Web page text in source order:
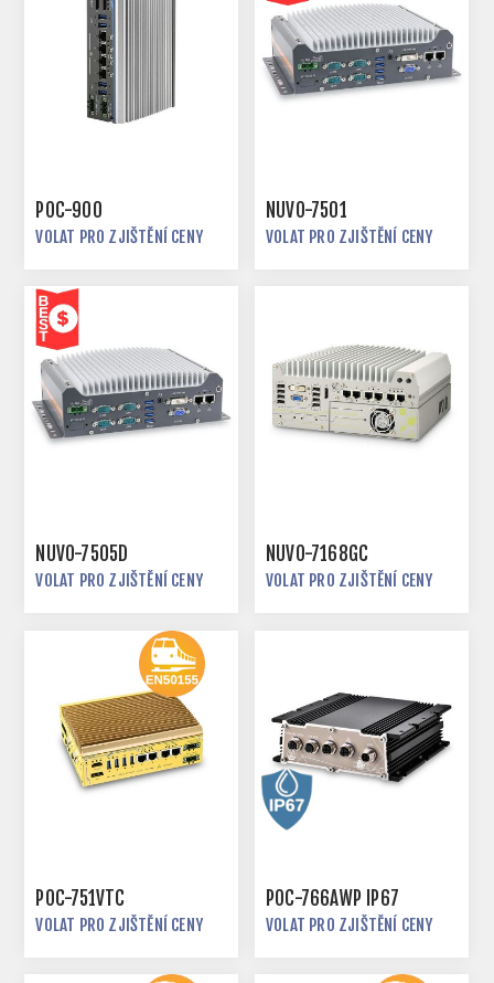
POC-900
VOLAT PRO ZJIŠTĚNÍ CENY
NUVO-7501
VOLAT PRO ZJIŠTĚNÍ CENY
NUVO-7505D
VOLAT PRO ZJIŠTĚNÍ CENY
NUVO-7168GC
VOLAT PRO ZJIŠTĚNÍ CENY
POC-751VTC
VOLAT PRO ZJIŠTĚNÍ CENY
POC-766AWP IP67
VOLAT PRO ZJIŠTĚNÍ CENY